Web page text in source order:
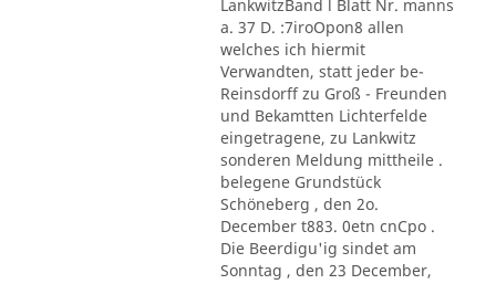
LankwitzBand l Blatt Nr. manns
a. 37 D. :7iroOpon8 allen
welches ich hiermit
Verwandten, statt jeder be-
Reinsdorff zu Groß - Freunden
und Bekamtten Lichterfelde
eingetragene, zu Lankwitz
sonderen Meldung mittheile .
belegene Grundstück
Schöneberg , den 2o.
December t883. 0etn cnCpo .
Die Beerdigu'ig sindet am
Sonntag , den 23 December,